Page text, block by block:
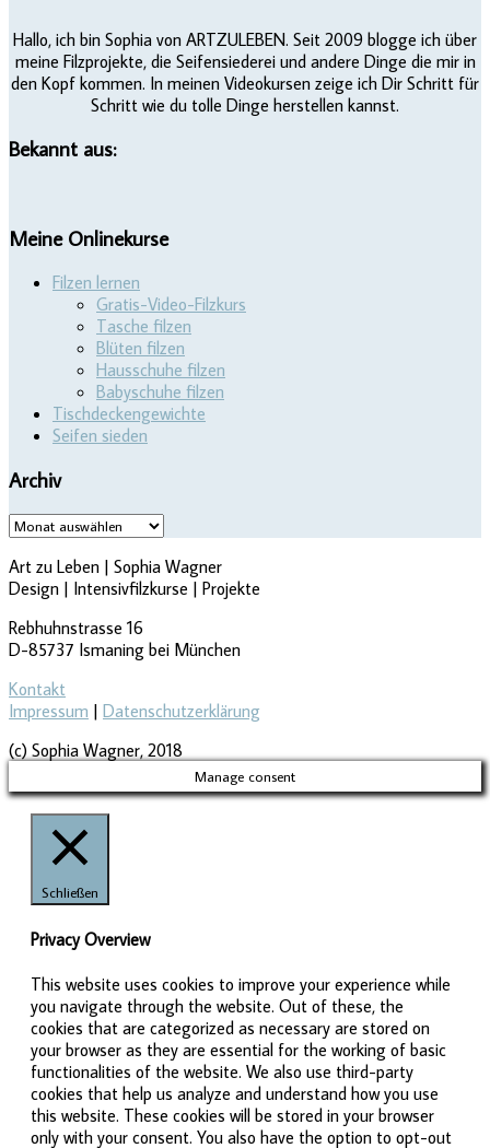
Hallo, ich bin Sophia von ARTZULEBEN. Seit 2009 blogge ich über
meine Filzprojekte, die Seifensiederei und andere Dinge die mir in
den Kopf kommen. In meinen Videokursen zeige ich Dir Schritt für
Schritt wie du tolle Dinge herstellen kannst.
Bekannt aus:
Meine Onlinekurse
Filzen lernen
Gratis-Video-Filzkurs
Tasche filzen
Blüten filzen
Hausschuhe filzen
Babyschuhe filzen
Tischdeckengewichte
Seifen sieden
Archiv
Archiv
Art zu Leben | Sophia Wagner
Design | Intensivfilzkurse | Projekte
Rebhuhnstrasse 16
D-85737 Ismaning bei München
Kontakt
Impressum | Datenschutzerklärung
(c) Sophia Wagner, 2018
Manage consent
Schließen
Privacy Overview
This website uses cookies to improve your experience while
you navigate through the website. Out of these, the
cookies that are categorized as necessary are stored on
your browser as they are essential for the working of basic
functionalities of the website. We also use third-party
cookies that help us analyze and understand how you use
this website. These cookies will be stored in your browser
only with your consent. You also have the option to opt-out